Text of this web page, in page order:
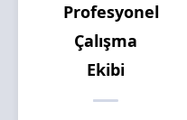
Profesyonel
Çalışma
Ekibi